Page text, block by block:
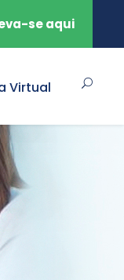
se aqui
Virtual